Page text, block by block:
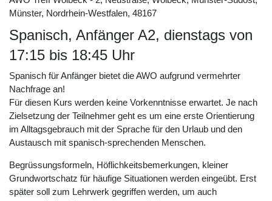
Münster, Nordrhein-Westfalen, 48167
Spanisch, Anfänger A2, dienstags von
17:15 bis 18:45 Uhr
Spanisch für Anfänger bietet die AWO aufgrund vermehrter
Nachfrage an!
Für diesen Kurs werden keine Vorkenntnisse erwartet. Je nach
Zielsetzung der Teilnehmer geht es um eine erste Orientierung
im Alltagsgebrauch mit der Sprache für den Urlaub und den
Austausch mit spanisch-sprechenden Menschen.
Begrüssungsformeln, Höflichkeitsbemerkungen, kleiner
Grundwortschatz für häufige Situationen werden eingeübt. Erst
später soll zum Lehrwerk gegriffen werden, um auch